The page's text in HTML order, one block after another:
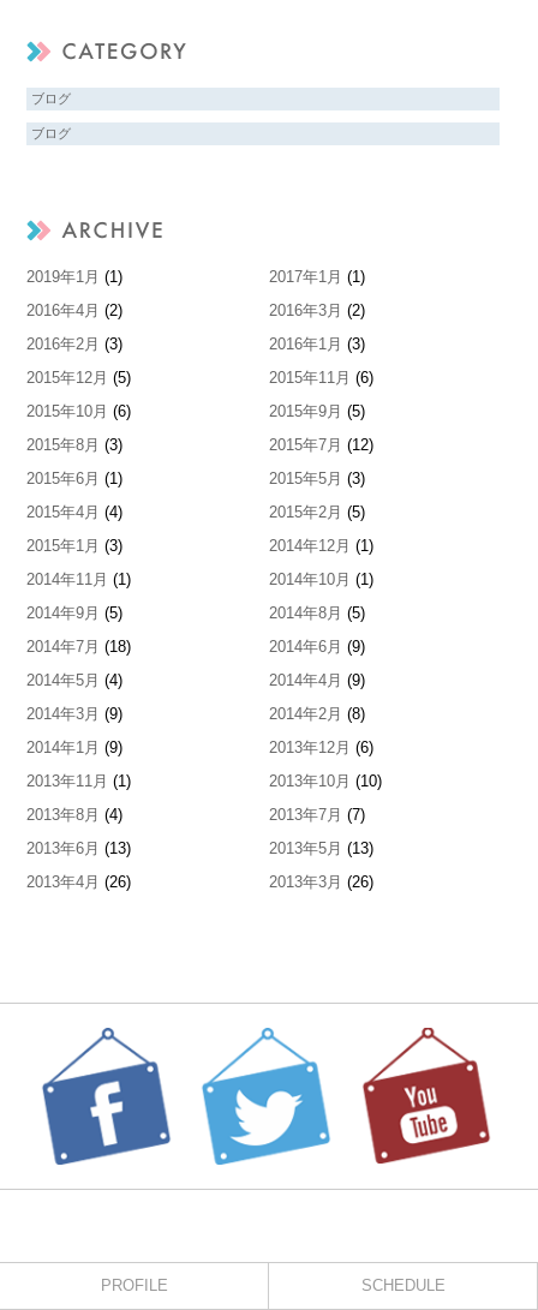
ブログ
ブログ
2019年1月 (1) 2017年1月 (1)
2016年4月 (2) 2016年3月 (2)
2016年2月 (3) 2016年1月 (3)
2015年12月 (5) 2015年11月 (6)
2015年10月 (6) 2015年9月 (5)
2015年8月 (3) 2015年7月 (12)
2015年6月 (1) 2015年5月 (3)
2015年4月 (4) 2015年2月 (5)
2015年1月 (3) 2014年12月 (1)
2014年11月 (1) 2014年10月 (1)
2014年9月 (5) 2014年8月 (5)
2014年7月 (18) 2014年6月 (9)
2014年5月 (4) 2014年4月 (9)
2014年3月 (9) 2014年2月 (8)
2014年1月 (9) 2013年12月 (6)
2013年11月 (1) 2013年10月 (10)
2013年8月 (4) 2013年7月 (7)
2013年6月 (13) 2013年5月 (13)
2013年4月 (26) 2013年3月 (26)
PROFILE SCHEDULE